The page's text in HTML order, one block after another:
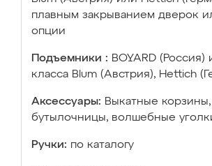
плавным закрыванием дверок
опции
Подъемники : BOYARD
класса Blum (Австрия), Hettich
Аксессуары: Выкатные корзины,
бутылочницы, волшебные
Ручки: по каталогу